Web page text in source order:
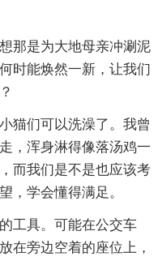
那是为大地母亲冲涮泥
时能焕然一新，让我们
猫们可以洗澡了。我曾
，浑身淋得像落汤鸡一
而我们是不是也应该考
，学会懂得满足。
工具。可能在公交车
在旁边空着的座位上，